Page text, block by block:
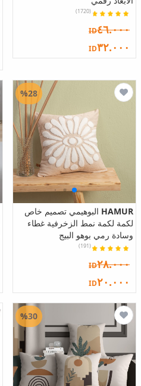
(1720)
ID٤٦.٠٠٠
ID٣٢.٠٠٠
HAMUR البوهيمي تصميم خاص
لكمة لكمة نمط الزخرفية غطاء
وسادة رمي بوهو البيج
(191)
ID٢٨.٠٠٠
ID٢٠.٠٠٠
%28
%30